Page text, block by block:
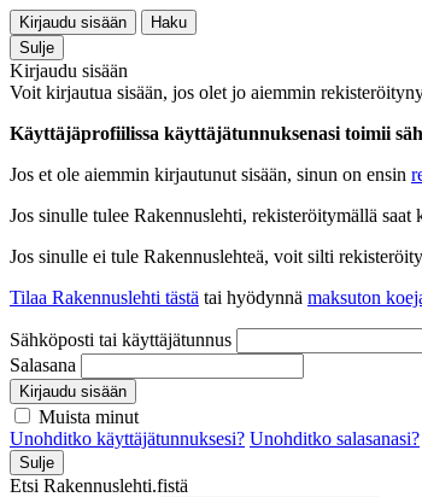
Kirjaudu sisään
Haku
Sulje
Kirjaudu sisään
Voit kirjautua sisään, jos olet jo aiemmin
Käyttäjäprofiilissa käyttäjätunnuksenasi toimii
Jos et ole aiemmin kirjautunut sisään, sinun on ensin
Jos sinulle tulee Rakennuslehti, rekisteröitymällä
Jos sinulle ei tule Rakennuslehteä, voit silti
Tilaa Rakennuslehti tästä tai hyödynnä maksuton
Sähköposti tai käyttäjätunnus
Salasana
Kirjaudu sisään
Muista minut
Unohditko käyttäjätunnuksesi? Unohditko salasanasi?
Sulje
Etsi Rakennuslehti.fistä